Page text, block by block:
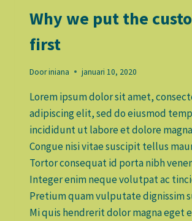
Why we put the
first
Dooriniana januari 10, 2020
Lorem ipsum dolor sit amet,
adipiscing elit, sed do eiusmod
incididunt ut labore et dolore
Congue nisi vitae suscipit tellus
Tortor consequat id porta nibh
Integer enim neque volutpat ac
Pretium quam vulputate dignissim
Mi quis hendrerit dolor magna eget